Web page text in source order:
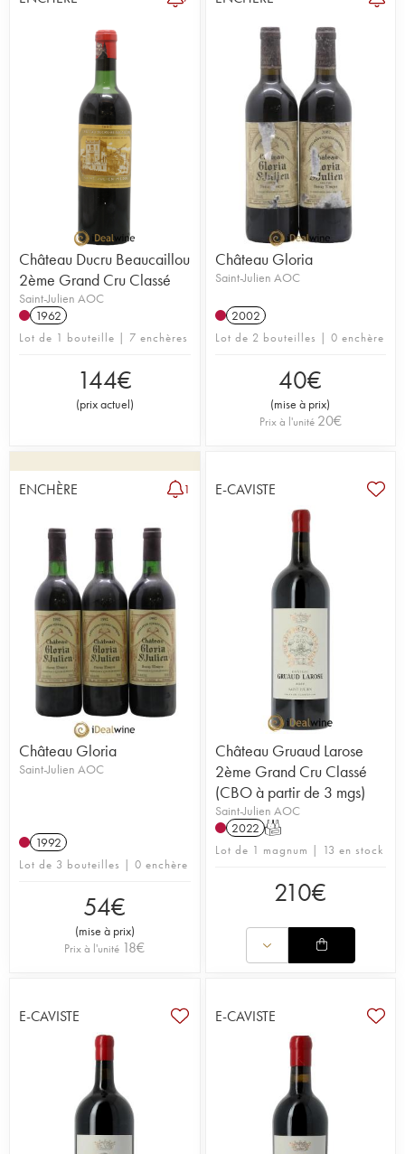
Château Ducru Beaucaillou
2ème Grand Cru Classé
Saint-Julien AOC
1962
Lot de 1 bouteille | 7 enchères
144€
(prix actuel)
Château Gloria
Saint-Julien AOC
2002
Lot de 2 bouteilles | 0 enchère
40€
(mise à prix)
Prix à l'unité 20€
ENCHÈRE 1
Château Gloria
Saint-Julien AOC
1992
Lot de 3 bouteilles | 0 enchère
54€
(mise à prix)
Prix à l'unité 18€
E-CAVISTE
Château Gruaud Larose
2ème Grand Cru Classé
(CBO à partir de 3 mgs)
Saint-Julien AOC
2022 T
Lot de 1 magnum | 13 en stock
210€
E-CAVISTE E-CAVISTE